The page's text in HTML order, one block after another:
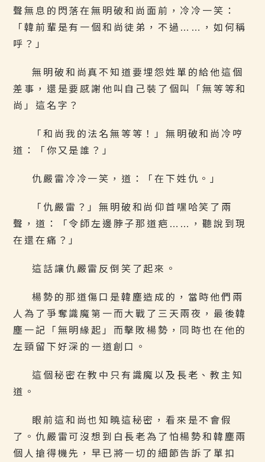
聲無息的閃落在無明破和尚面前，冷冷一笑：
「韓前輩是有一個和尚徒弟，不過……，如何稱
呼？」
無明破和尚真不知道要埋怨姓單的給他這個
差事，還是要感謝他叫自己裝了個叫「無等等和
尚」這名字？
「和尚我的法名無等等！」無明破和尚冷哼
道：「你又是誰？」
仇嚴雷冷冷一笑，道：「在下姓仇。」
「仇嚴雷？」無明破和尚仰首嘿哈笑了兩
聲，道：「令師左邊脖子那道疤……，聽說到現
在還在痛？」
這話讓仇嚴雷反倒笑了起來。
楊勢的那道傷口是韓塵造成的，當時他們兩
人為了爭奪識魔第一而大戰了三天兩夜，最後韓
塵一記「無明緣起」而擊敗楊勢，同時也在他的
左頸留下好深的一道創口。
這個秘密在教中只有識魔以及長老、教主知
道。
眼前這和尚也知曉這秘密，看來是不會假
了。仇嚴雷可沒想到白長老為了怕楊勢和韓塵兩
個人搶得機先，早已將一切的細節告訴了單扣